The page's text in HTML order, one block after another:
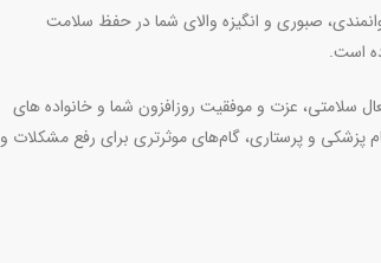
صبوری و انگیزه والای شما در حفظ سلامت
است.
سلامتی، عزت و موفقیت روزافزون شما و خانواده های
پزشکی و پرستاری، گام‌های موثرتری برای رفع مشکلات و